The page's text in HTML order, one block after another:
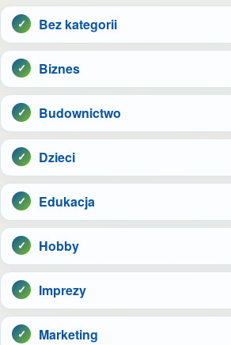
Bez kategorii
Biznes
Budownictwo
Dzieci
Edukacja
Hobby
Imprezy
Marketing